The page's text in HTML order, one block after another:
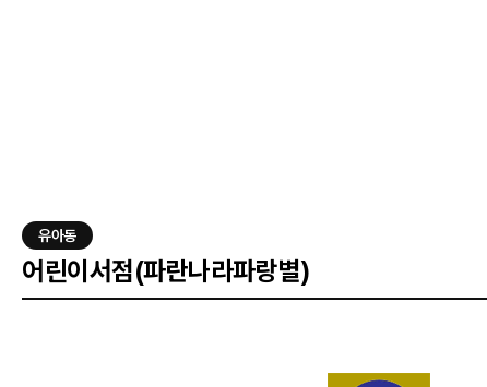
유아동
어린이서점(파란나라파랑별)